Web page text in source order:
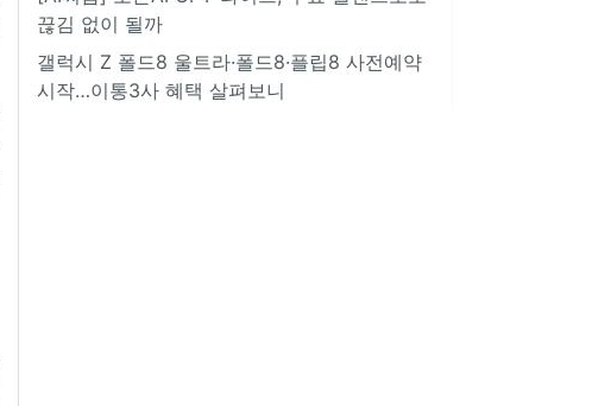
끊김 없이 될까
갤럭시 Z 폴드8 울트라·폴드8·플립8 사전예약
시작…이통3사 혜택 살펴보니